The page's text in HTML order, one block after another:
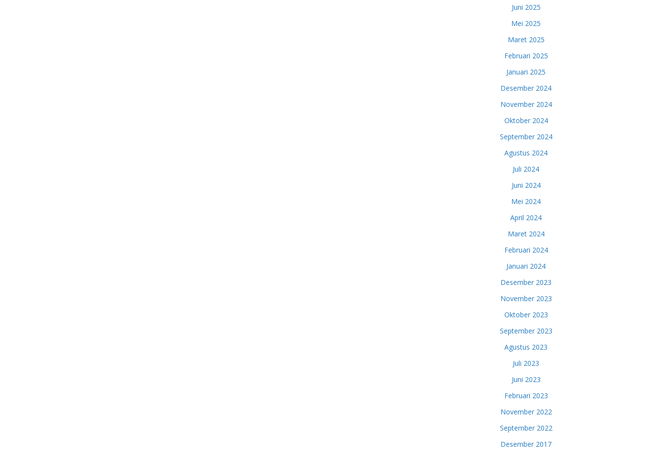
Juni 2025
Mei 2025
Maret 2025
Februari 2025
Januari 2025
Desember 2024
November 2024
Oktober 2024
September 2024
Agustus 2024
Juli 2024
Juni 2024
Mei 2024
April 2024
Maret 2024
Februari 2024
Januari 2024
Desember 2023
November 2023
Oktober 2023
September 2023
Agustus 2023
Juli 2023
Juni 2023
Februari 2023
November 2022
September 2022
Desember 2017